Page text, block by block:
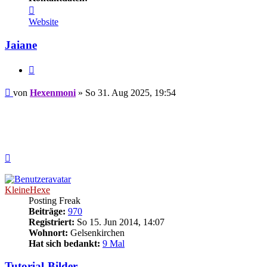
von
Hexenmoni
Website
Jaiane
Beitrag
von Hexenmoni » So 31. Aug 2025, 19:54
KleineHexe
Posting Freak
Beiträge: 970
Registriert: So 15. Jun 2014, 14:07
Wohnort: Gelsenkirchen
Hat sich bedankt: 9 Mal